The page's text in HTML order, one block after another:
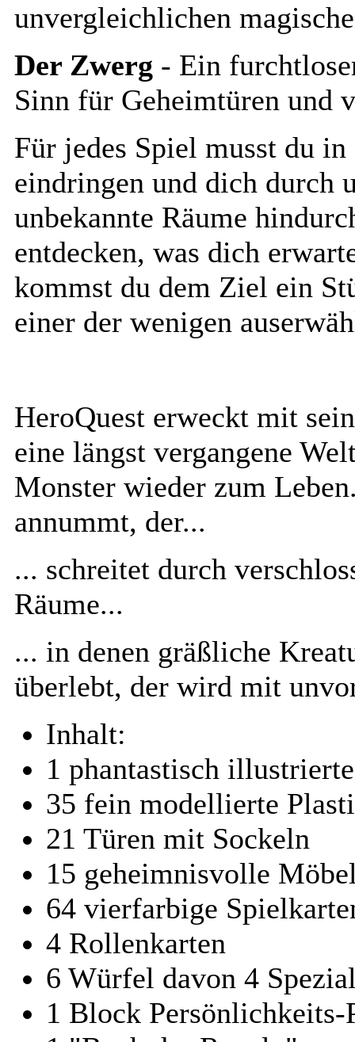
unvergleichlichen
Der Zwerg - Ein
Sinn für Geheimtüren und
Für jedes Spiel musst du
eindringen und dich durch
unbekannte Räume
entdecken, was dich
kommst du dem Ziel ein
einer der wenigen
HeroQuest erweckt mit
eine längst vergangene
Monster wieder zum
annummt, der...
... schreitet durch
Räume...
... in denen gräßliche
überlebt, der wird mit
Inhalt:
1 phantastisch
35 fein modellierte
21 Türen mit Sockeln
15 geheimnisvolle
64 vierfarbige
4 Rollenkarten
6 Würfel davon 4
1 Block Persönlichkeits-